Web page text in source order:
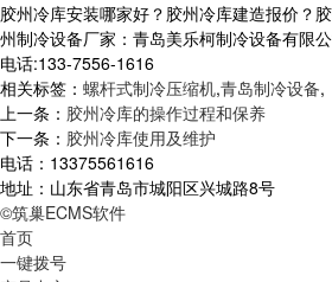
胶州冷库安装哪家好？胶州冷库建造报价？
州制冷设备厂家：青岛美乐柯制冷设备有限
电话:133-7556-1616
相关标签： 螺杆式制冷压缩机,青岛制冷设备,
上一条： 胶州冷库的操作过程和保养
下一条： 胶州冷库使用及维护
电话：13375561616
地址：山东省青岛市城阳区兴城路8号
©筑巢ECMS软件
首页
一键拨号